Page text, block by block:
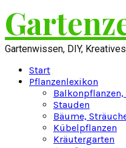
Gartenwissen, DIY,
Start
Pflanzenlexikon
Stauden
Bäume,
Kübelpflanzen
Kräutergarten